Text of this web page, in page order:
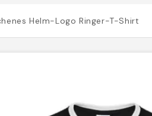
Helm-Logo Ringer-T-Shirt